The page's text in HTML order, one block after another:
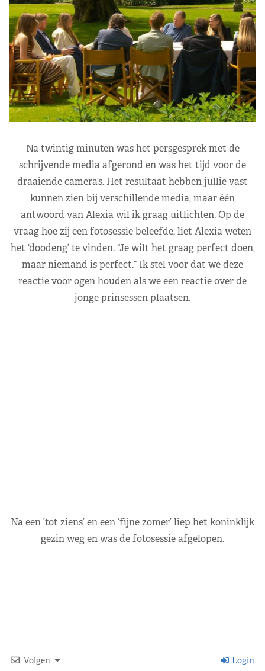
Na twintig minuten was het persgesprek met de
schrijvende media afgerond en was het tijd voor de
draaiende camera’s. Het resultaat hebben jullie vast
kunnen zien bij verschillende media, maar één
antwoord van Alexia wil ik graag uitlichten. Op de
vraag hoe zij een fotosessie beleefde, liet Alexia weten
het ‘doodeng’ te vinden. “Je wilt het graag perfect doen,
maar niemand is perfect.” Ik stel voor dat we deze
reactie voor ogen houden als we een reactie over de
jonge prinsessen plaatsen.
Na een ’tot ziens’ en een ‘fijne zomer’ liep het koninklijk
gezin weg en was de fotosessie afgelopen.
Volgen Login